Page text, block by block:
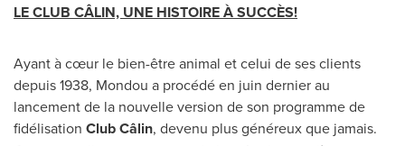
LE CLUB CÂLIN, UNE HISTOIRE À SUCCÈS!
Ayant à cœur le bien-être animal et celui de ses clients
depuis 1938, Mondou a procédé en juin dernier au
lancement de la nouvelle version de son programme de
fidélisation Club Câlin, devenu plus généreux que jamais.